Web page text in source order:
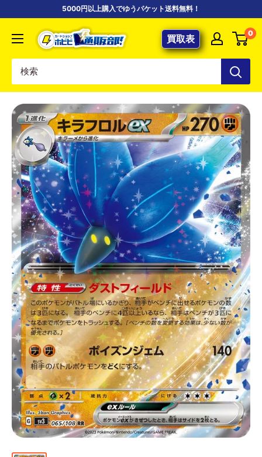
5000円以上購入でゆうパケット送料無料！
【ポ
ケ
専
門
店】
カ
ド
シ
ョ
ッ
プ
ホ
ビ
ビ
通
販
部
買取表 0